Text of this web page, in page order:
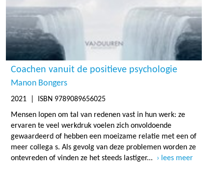
Coachen vanuit de positieve psychologie
Manon Bongers
2021 | ISBN 9789089656025
Mensen lopen om tal van redenen vast in hun werk: ze
ervaren te veel werkdruk voelen zich onvoldoende
gewaardeerd of hebben een moeizame relatie met een of
meer collega s. Als gevolg van deze problemen worden ze
ontevreden of vinden ze het steeds lastiger...
lees meer